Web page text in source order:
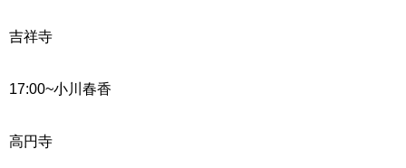
吉祥寺
17:00~小川春香
高円寺